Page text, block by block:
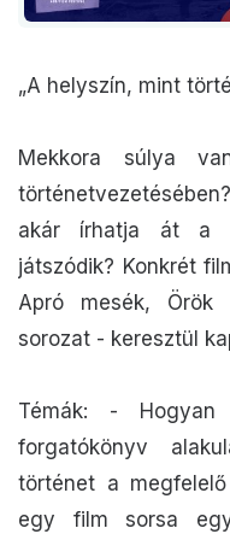
„A helyszín, mint
Mekkora súlya
akár írhatja át a
játszódik? Konkrét
Apró mesék,
sorozat - keresztül
Témák: -
forgatókönyv
történet a
egy film sorsa